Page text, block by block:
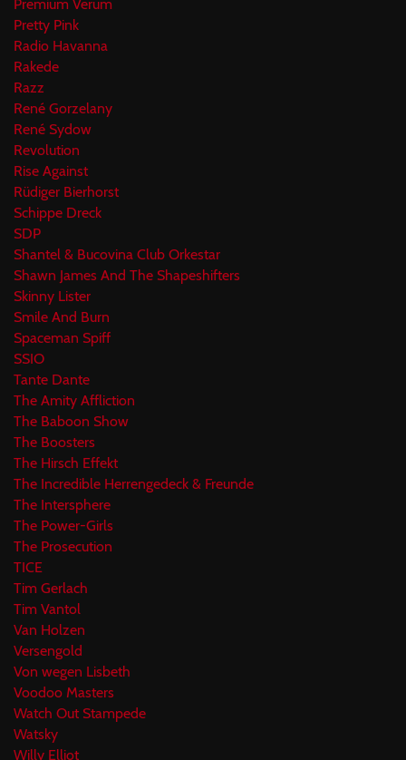
Premium Verum
Pretty Pink
Radio Havanna
Rakede
Razz
René Gorzelany
René Sydow
Revolution
Rise Against
Rüdiger Bierhorst
Schippe Dreck
SDP
Shantel & Bucovina Club Orkestar
Shawn James And The Shapeshifters
Skinny Lister
Smile And Burn
Spaceman Spiff
SSIO
Tante Dante
The Amity Affliction
The Baboon Show
The Boosters
The Hirsch Effekt
The Incredible Herrengedeck & Freunde
The Intersphere
The Power-Girls
The Prosecution
TICE
Tim Gerlach
Tim Vantol
Van Holzen
Versengold
Von wegen Lisbeth
Voodoo Masters
Watch Out Stampede
Watsky
Willy Elliot